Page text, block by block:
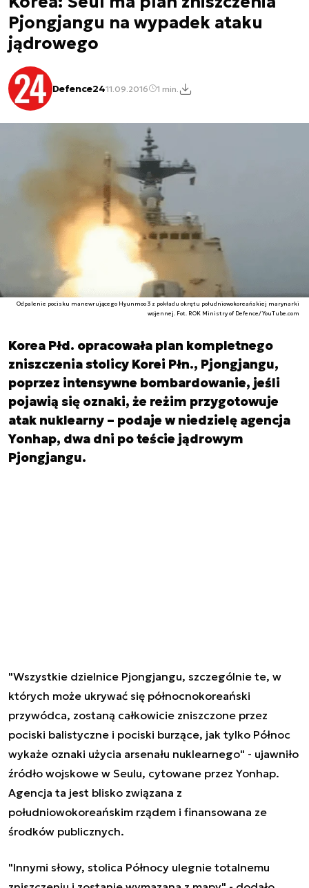
Pjongjangu na wypadek ataku
jądrowego
Defence2411.09.2016 1 min.
Odpalenie pocisku manewrującego Hyunmoo 3 z pokładu okrętu południowokoreańskiej marynarki
wojennej. Fot. ROK Ministry of Defence/YouTube.com
Korea Płd. opracowała plan kompletnego
zniszczenia stolicy Korei Płn., Pjongjangu,
poprzez intensywne bombardowanie, jeśli
pojawią się oznaki, że reżim przygotowuje
atak nuklearny – podaje w niedzielę agencja
Yonhap, dwa dni po teście jądrowym
Pjongjangu.
"Wszystkie dzielnice Pjongjangu, szczególnie te, w
których może ukrywać się północnokoreański
przywódca, zostaną całkowicie zniszczone przez
pociski balistyczne i pociski burzące, jak tylko Północ
wykaże oznaki użycia arsenału nuklearnego" - ujawniło
źródło wojskowe w Seulu, cytowane przez Yonhap.
Agencja ta jest blisko związana z
południowokoreańskim rządem i finansowana ze
środków publicznych.
"Innymi słowy, stolica Północy ulegnie totalnemu